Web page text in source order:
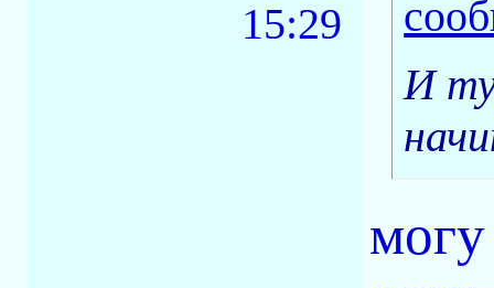
15:29
И